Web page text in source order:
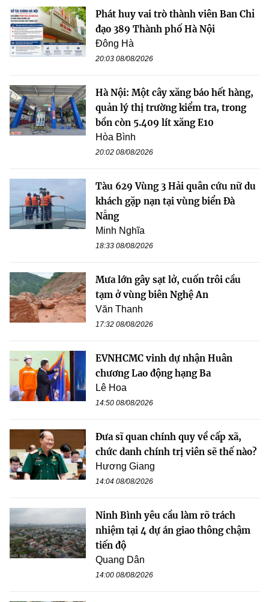
Phát huy vai trò thành viên Ban Chỉ
đạo 389 Thành phố Hà Nội
Đông Hà
20:03 08/08/2026
Hà Nội: Một cây xăng báo hết hàng,
quản lý thị trường kiểm tra, trong
bồn còn 5.409 lít xăng E10
Hòa Bình
20:02 08/08/2026
Tàu 629 Vùng 3 Hải quân cứu nữ du
khách gặp nạn tại vùng biển Đà
Nẵng
Minh Nghĩa
18:33 08/08/2026
Mưa lớn gây sạt lở, cuốn trôi cầu
tạm ở vùng biên Nghệ An
Văn Thanh
17:32 08/08/2026
EVNHCMC vinh dự nhận Huân
chương Lao động hạng Ba
Lê Hoa
14:50 08/08/2026
Đưa sĩ quan chính quy về cấp xã,
chức danh chính trị viên sẽ thế nào?
Hương Giang
14:04 08/08/2026
Ninh Bình yêu cầu làm rõ trách
nhiệm tại 4 dự án giao thông chậm
tiến độ
Quang Dân
14:00 08/08/2026